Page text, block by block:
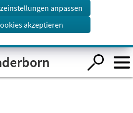
anpassen
akzeptieren